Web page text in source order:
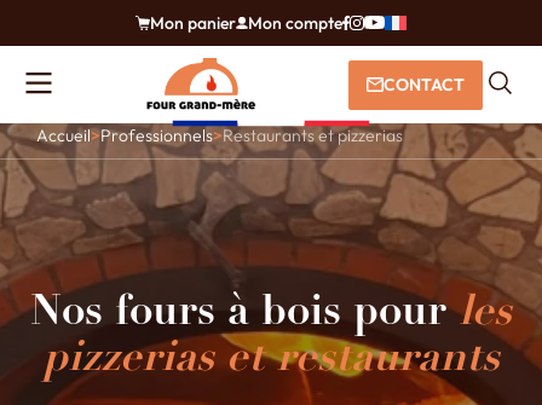
Mon panier Mon compte
CONTACT
Accueil>Professionnels>Restaurants et pizzerias
Nos fours à bois pourles
pizzerias et restaurants